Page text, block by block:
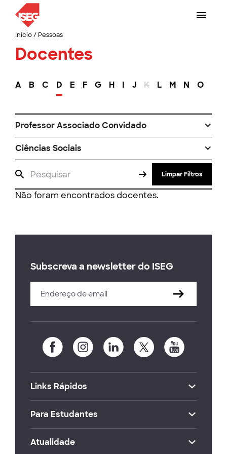
Início/ Pessoas
Docentes
A B C D E F G H I J K L M N O
Professor Associado Convidado
Ciências Sociais
Limpar Filtros
Não foram encontrados docentes.
Subscreva a newsletter do ISEG
Links Rápidos
Para Estudantes
Atualidade